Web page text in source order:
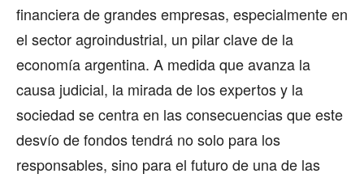
financiera de grandes empresas, especialmente en
el sector agroindustrial, un pilar clave de la
economía argentina. A medida que avanza la
causa judicial, la mirada de los expertos y la
sociedad se centra en las consecuencias que este
desvío de fondos tendrá no solo para los
responsables, sino para el futuro de una de las